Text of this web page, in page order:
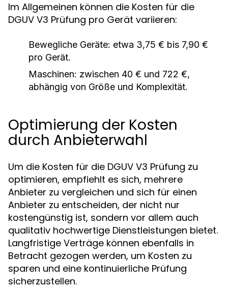
Im Allgemeinen können die Kosten für die
DGUV V3 Prüfung pro Gerät variieren:
Bewegliche Geräte: etwa 3,75 € bis 7,90 €
pro Gerät.
Maschinen: zwischen 40 € und 722 €,
abhängig von Größe und Komplexität.
Optimierung der Kosten
durch Anbieterwahl
Um die Kosten für die DGUV V3 Prüfung zu
optimieren, empfiehlt es sich, mehrere
Anbieter zu vergleichen und sich für einen
Anbieter zu entscheiden, der nicht nur
kostengünstig ist, sondern vor allem auch
qualitativ hochwertige Dienstleistungen bietet.
Langfristige Verträge können ebenfalls in
Betracht gezogen werden, um Kosten zu
sparen und eine kontinuierliche Prüfung
sicherzustellen.